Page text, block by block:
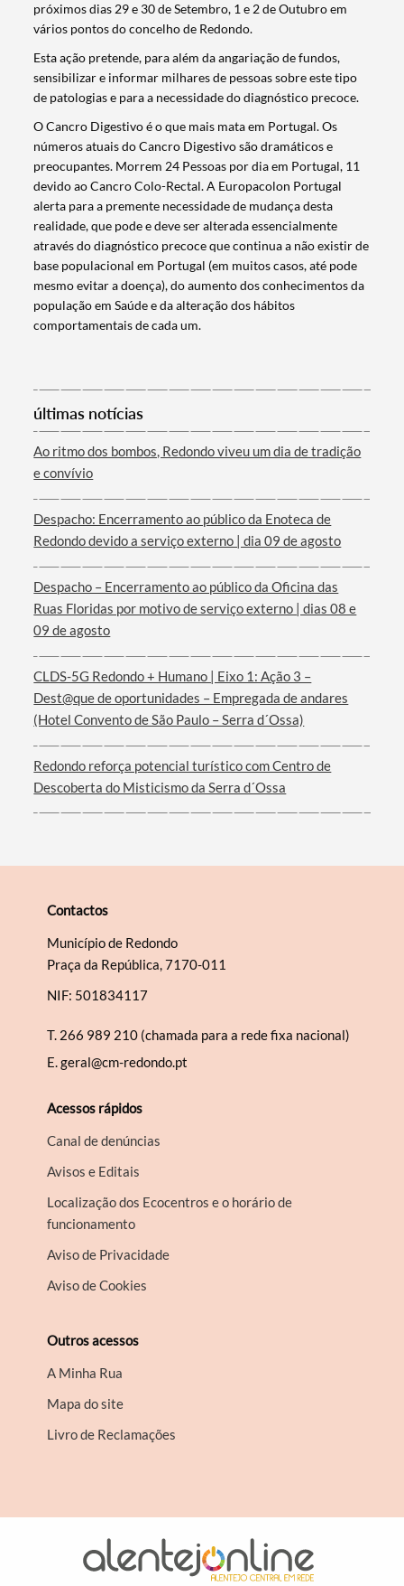
Termo de Pesquisa
Categorias gerais
Filtros
próximos dias 29 e 30 de Setembro, 1 e 2 de Outubro em
vários pontos do concelho de Redondo.
Esta ação pretende, para além da angariação de fundos,
sensibilizar e informar milhares de pessoas sobre este tipo
de patologias e para a necessidade do diagnóstico precoce.
O Cancro Digestivo é o que mais mata em Portugal. Os
números atuais do Cancro Digestivo são dramáticos e
preocupantes. Morrem 24 Pessoas por dia em Portugal, 11
devido ao Cancro Colo-Rectal. A Europacolon Portugal
alerta para a premente necessidade de mudança desta
realidade, que pode e deve ser alterada essencialmente
através do diagnóstico precoce que continua a não existir de
base populacional em Portugal (em muitos casos, até pode
mesmo evitar a doença), do aumento dos conhecimentos da
população em Saúde e da alteração dos hábitos
comportamentais de cada um.
últimas notícias
Ao ritmo dos bombos, Redondo viveu um dia de tradição
e convívio
Despacho: Encerramento ao público da Enoteca de
Redondo devido a serviço externo | dia 09 de agosto
Despacho – Encerramento ao público da Oficina das
Ruas Floridas por motivo de serviço externo | dias 08 e
09 de agosto
CLDS-5G Redondo + Humano | Eixo 1: Ação 3 –
Dest@que de oportunidades – Empregada de andares
(Hotel Convento de São Paulo – Serra d´Ossa)
Redondo reforça potencial turístico com Centro de
Descoberta do Misticismo da Serra d´Ossa
Contactos
Município de Redondo
Praça da República, 7170-011
NIF: 501834117
T. 266 989 210 (chamada para a rede fixa nacional)
E.geral@cm-redondo.pt
Acessos rápidos
Canal de denúncias
Avisos e Editais
Localização dos Ecocentros e o horário de
funcionamento
Aviso de Privacidade
Aviso de Cookies
Outros acessos
A Minha Rua
Mapa do site
Livro de Reclamações